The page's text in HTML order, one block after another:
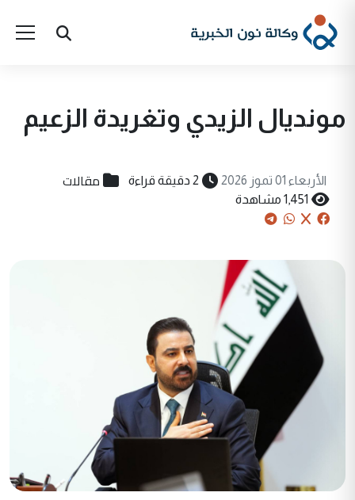
مونديال الزيدي وتغريدة الزعيم
الأربعاء 01 تموز 2026 2 دقيقة قراءة مقالات
1,451 مشاهدة